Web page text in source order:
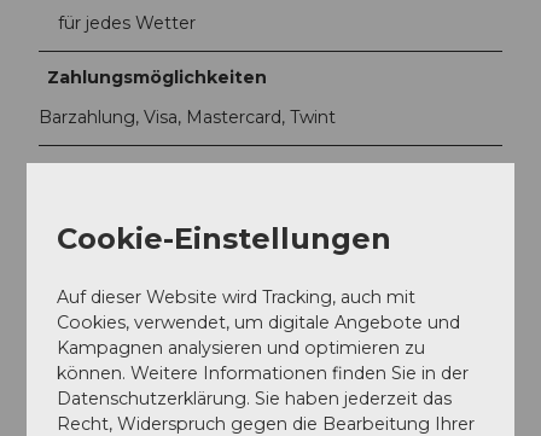
für jedes Wetter
Zahlungsmöglichkeiten
Barzahlung, Visa, Mastercard, Twint
http://tel.search.ch/luzern/zuerichstrasse-66/tauchshop
Leistungen
50 Minuten Tauchen inkl. Tauchausrüstung
Cookie-Einstellungen
Auf dieser Website wird Tracking, auch mit
Cookies, verwendet, um digitale Angebote und
Kampagnen analysieren und optimieren zu
können. Weitere Informationen finden Sie in der
Datenschutzerklärung. Sie haben jederzeit das
Recht, Widerspruch gegen die Bearbeitung Ihrer